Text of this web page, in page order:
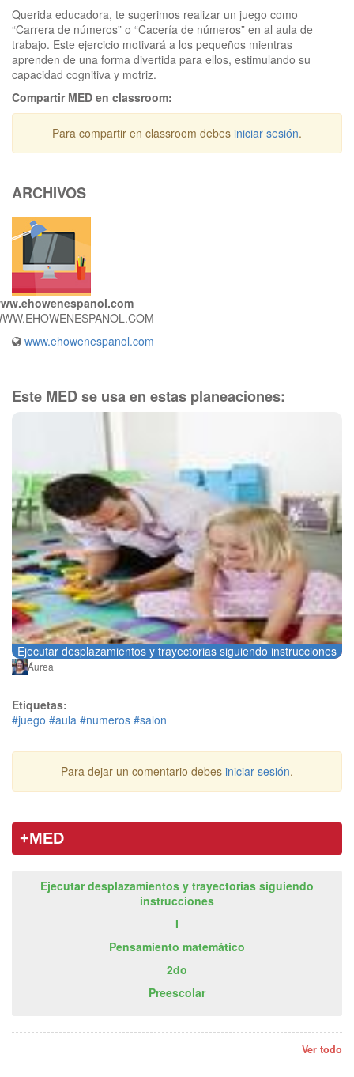
Querida educadora, te sugerimos realizar un juego como
“Carrera de números” o “Cacería de números” en al aula de
trabajo. Este ejercicio motivará a los pequeños mientras
aprenden de una forma divertida para ellos, estimulando su
capacidad cognitiva y motriz.
Compartir MED en classroom:
Para compartir en classroom debes iniciar sesión.
ARCHIVOS
www.ehowenespanol.com
Este MED se usa en estas planeaciones:
Ejecutar desplazamientos y trayectorias siguiendo instrucciones
Áurea
Etiquetas:
#juego #aula #numeros #salon
Para dejar un comentario debes iniciar sesión.
+MED
Ejecutar desplazamientos y trayectorias siguiendo
instrucciones
I
Pensamiento matemático
2do
Preescolar
Ver todo